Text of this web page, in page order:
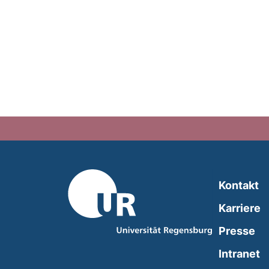
Kontakt
Karriere
Presse
Intranet